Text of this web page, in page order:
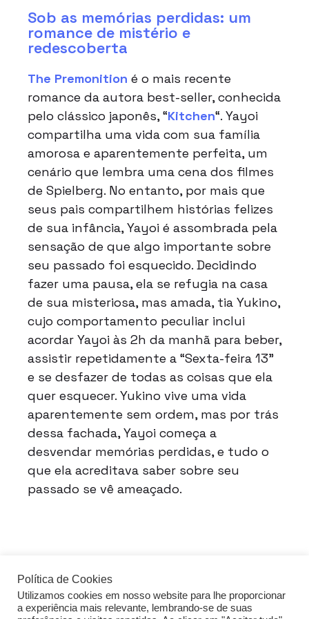
Sob as memórias perdidas: um
romance de mistério e
redescoberta
The Premonition é o mais recente
romance da autora best-seller, conhecida
pelo clássico japonês, “Kitchen“. Yayoi
compartilha uma vida com sua família
amorosa e aparentemente perfeita, um
cenário que lembra uma cena dos filmes
de Spielberg. No entanto, por mais que
seus pais compartilhem histórias felizes
de sua infância, Yayoi é assombrada pela
sensação de que algo importante sobre
seu passado foi esquecido. Decidindo
fazer uma pausa, ela se refugia na casa
de sua misteriosa, mas amada, tia Yukino,
cujo comportamento peculiar inclui
acordar Yayoi às 2h da manhã para beber,
assistir repetidamente a “Sexta-feira 13”
e se desfazer de todas as coisas que ela
quer esquecer. Yukino vive uma vida
aparentemente sem ordem, mas por trás
dessa fachada, Yayoi começa a
desvendar memórias perdidas, e tudo o
que ela acreditava saber sobre seu
passado se vê ameaçado.
acessar o guia de FDS
Política de Cookies
Utilizamos cookies em nosso website para lhe proporcionar
a experiência mais relevante, lembrando-se de suas